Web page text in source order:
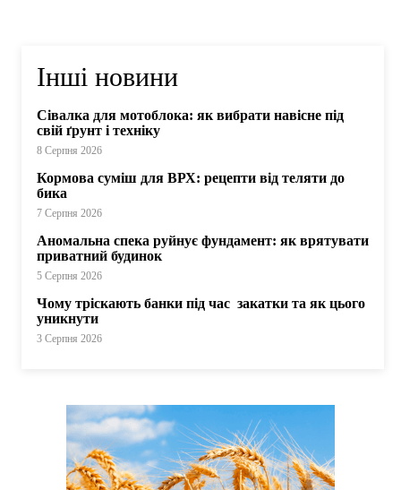
Інші новини
Сівалка для мотоблока: як вибрати навісне під
свій ґрунт і техніку
8 Серпня 2026
Кормова суміш для ВРХ: рецепти від теляти до
бика
7 Серпня 2026
Аномальна спека руйнує фундамент: як врятувати
приватний будинок
5 Серпня 2026
Чому тріскають банки під час закатки та як цього
уникнути
3 Серпня 2026